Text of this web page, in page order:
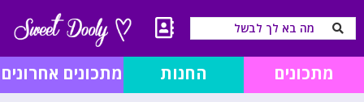
מתכונים החנות מתכונים אחרונים